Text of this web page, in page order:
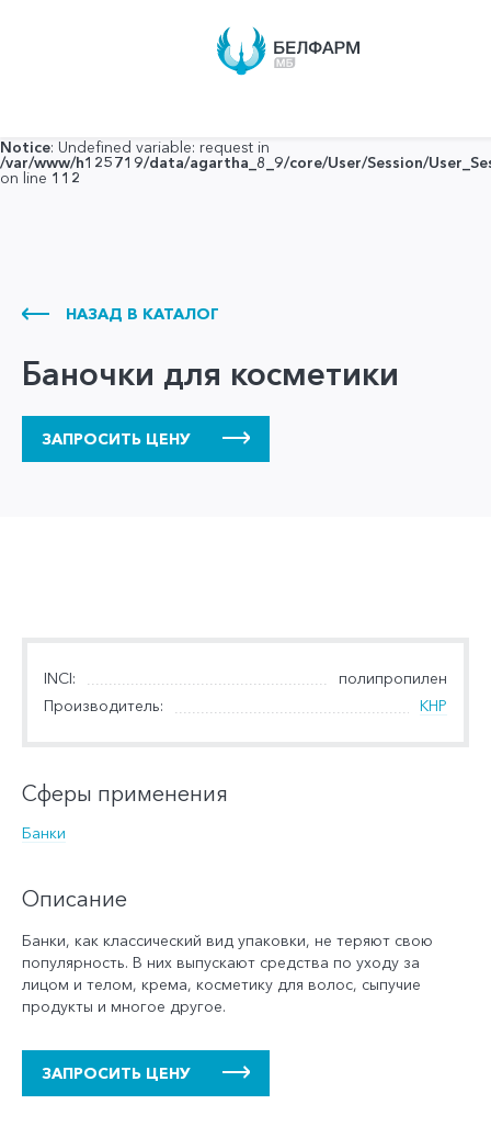
Notice: Undefined variable: request in
/var/www/h125719/data/agartha_8_9/core/User/Session/
on line 112
НАЗАД В КАТАЛОГ
Баночки для косметики
ЗАПРОСИТЬ ЦЕНУ
INCI:
полипропилен
Производитель:
КНР
Сферы применения
Банки
Описание
Банки, как классический вид упаковки, не теряют свою
популярность. В них выпускают средства по уходу за
лицом и телом, крема, косметику для волос, сыпучие
продукты и многое другое.
ЗАПРОСИТЬ ЦЕНУ